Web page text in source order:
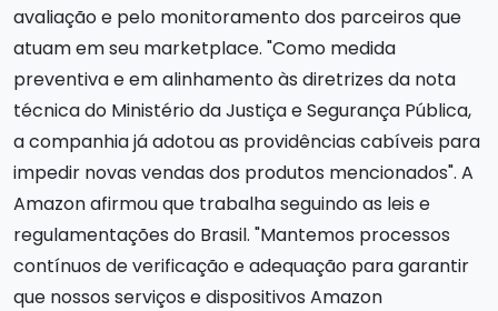
avaliação e pelo monitoramento dos parceiros que
atuam em seu marketplace. "Como medida
preventiva e em alinhamento às diretrizes da nota
técnica do Ministério da Justiça e Segurança Pública,
a companhia já adotou as providências cabíveis para
impedir novas vendas dos produtos mencionados". A
Amazon afirmou que trabalha seguindo as leis e
regulamentações do Brasil. "Mantemos processos
contínuos de verificação e adequação para garantir
que nossos serviços e dispositivos Amazon